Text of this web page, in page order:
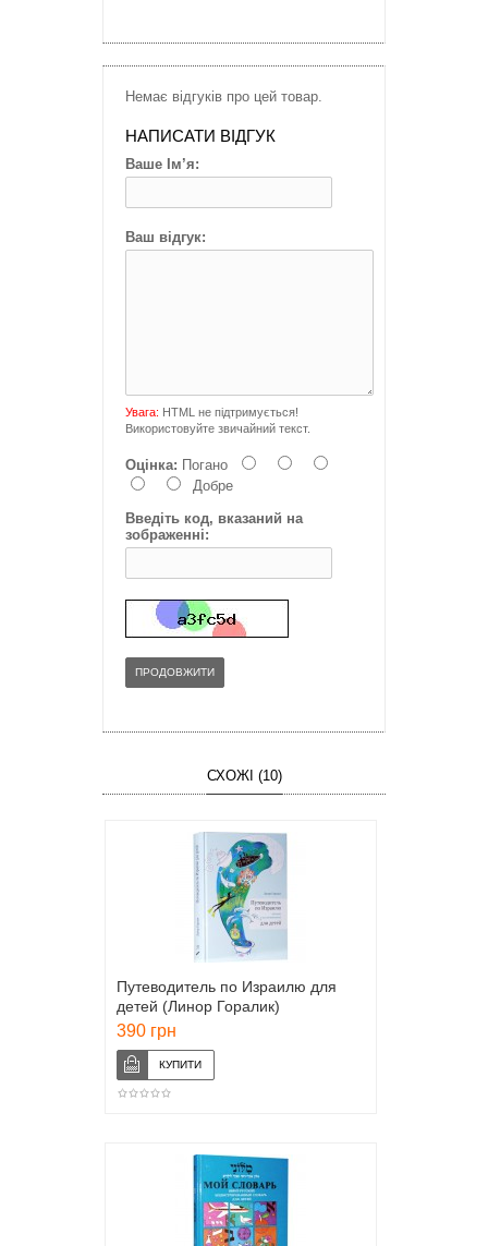
Немає відгуків про цей товар.
НАПИСАТИ ВІДГУК
Ваше Ім’я:
Ваш відгук:
Увага: HTML не підтримується!
Використовуйте звичайний текст.
Оцінка: Погано
Добре
Введіть код, вказаний на
зображенні:
ПРОДОВЖИТИ
СХОЖІ (10)
Путеводитель по Израилю для
детей (Линор Горалик)
390 грн